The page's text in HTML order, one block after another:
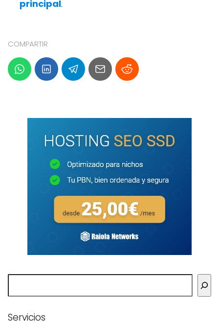
principal.
COMPARTIR
Servicios